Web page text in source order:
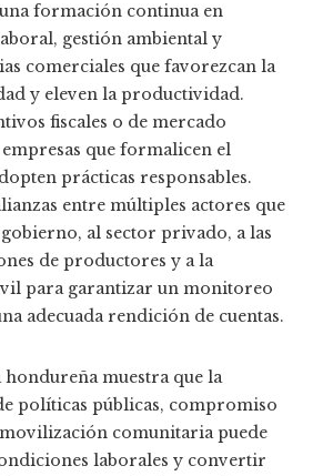
formación continua en
gestión ambiental y
comerciales que favorezcan la
y eleven la productividad.
fiscales o de mercado
que formalicen el
prácticas responsables.
entre múltiples actores que
al sector privado, a las
de productores y a la
para garantizar un monitoreo
adecuada rendición de cuentas.
muestra que la
políticas públicas, compromiso
comunitaria puede
laborales y convertir